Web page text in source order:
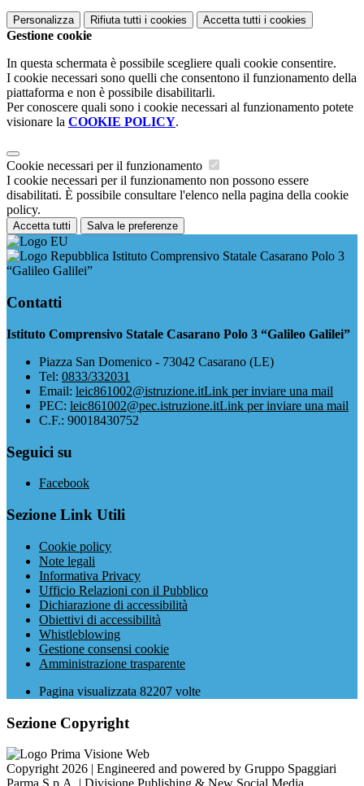
Personalizza Rifiuta tutti i cookies Accetta tutti i cookies
Gestione cookie
In questa schermata è possibile scegliere quali cookie consentire.
I cookie necessari sono quelli che consentono il funzionamento della
piattaforma e non è possibile disabilitarli.
Per conoscere quali sono i cookie necessari al funzionamento potete
visionare la COOKIE POLICY.
Cookie necessari per il funzionamento
I cookie necessari per il funzionamento non possono essere
disabilitati. È possibile consultare l'elenco nella pagina della cookie
policy.
Accetta tutti Salva le preferenze
Istituto Comprensivo Statale Casarano Polo 3
“Galileo Galilei”
Contatti
Istituto Comprensivo Statale Casarano Polo 3 “Galileo Galilei”
Piazza San Domenico - 73042 Casarano (LE)
Tel: 0833/332031
Email: leic861002@istruzione.itLink per inviare una mail
PEC: leic861002@pec.istruzione.itLink per inviare una mail
C.F.: 90018430752
Seguici su
Facebook
Sezione Link Utili
Cookie policy
Note legali
Informativa Privacy
Ufficio Relazioni con il Pubblico
Dichiarazione di accessibilità
Obiettivi di accessibilità
Whistleblowing
Gestione consensi cookie
Amministrazione trasparente
Pagina visualizzata 82207 volte
Sezione Copyright
Copyright 2026 | Engineered and powered by Gruppo Spaggiari